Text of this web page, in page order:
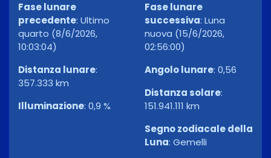
Fase lunare
precedente: Ultimo
quarto (8/6/2026,
10:03:04)
Distanza lunare:
357.333 km
Illuminazione: 0,9 %
Fase lunare
successiva: Luna
nuova (15/6/2026,
02:56:00)
Angolo lunare: 0,56
Distanza solare:
151.941.111 km
Segno zodiacale della
Luna: Gemelli